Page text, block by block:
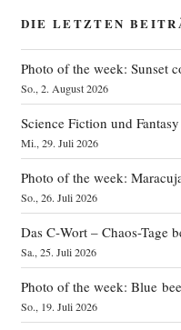
DIE LETZTEN
Photo of the week: Sunset
So., 2. August 2026
Science Fiction und
Mi., 29. Juli 2026
Photo of the week:
So., 26. Juli 2026
Das C‑Wort – Chaos-Tage
Sa., 25. Juli 2026
Photo of the week: Blue bee
So., 19. Juli 2026